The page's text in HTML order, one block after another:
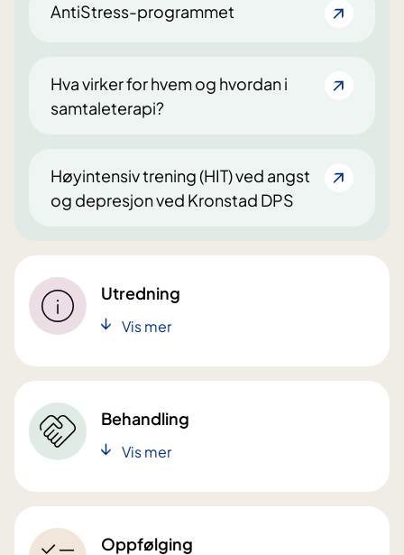
AntiStress-programmet
Hva virker for hvem og hvordan i
samtaleterapi?
Høyintensiv trening (HIT) ved angst
og depresjon ved Kronstad DPS
Utredning
Vis mer
Behandling
Vis mer
Oppfølging